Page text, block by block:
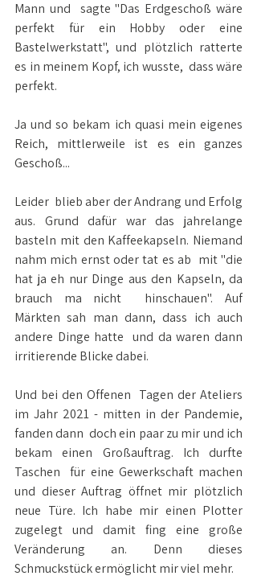
Mann und  sagte "Das Erdgeschoß wäre
perfekt für ein Hobby oder eine
Bastelwerkstatt", und plötzlich ratterte
es in meinem Kopf, ich wusste,  dass wäre
perfekt.
Ja und so bekam ich quasi mein eigenes
Reich, mittlerweile ist es ein ganzes
Geschoß...
Leider  blieb aber der Andrang und Erfolg
aus. Grund dafür war das jahrelange
basteln mit den Kaffeekapseln. Niemand
nahm mich ernst oder tat es ab  mit "die
hat ja eh nur Dinge aus den Kapseln, da
brauch ma nicht  hinschauen". Auf
Märkten sah man dann, dass ich auch
andere Dinge hatte  und da waren dann
irritierende Blicke dabei.
Und bei den Offenen  Tagen der Ateliers
im Jahr 2021 - mitten in der Pandemie,
fanden dann  doch ein paar zu mir und ich
bekam einen Großauftrag. Ich durfte
Taschen  für eine Gewerkschaft machen
und dieser Auftrag öffnet mir plötzlich
neue Türe. Ich habe mir einen Plotter
zugelegt und damit fing eine große
Veränderung an. Denn dieses
Schmuckstück ermöglicht mir viel mehr.